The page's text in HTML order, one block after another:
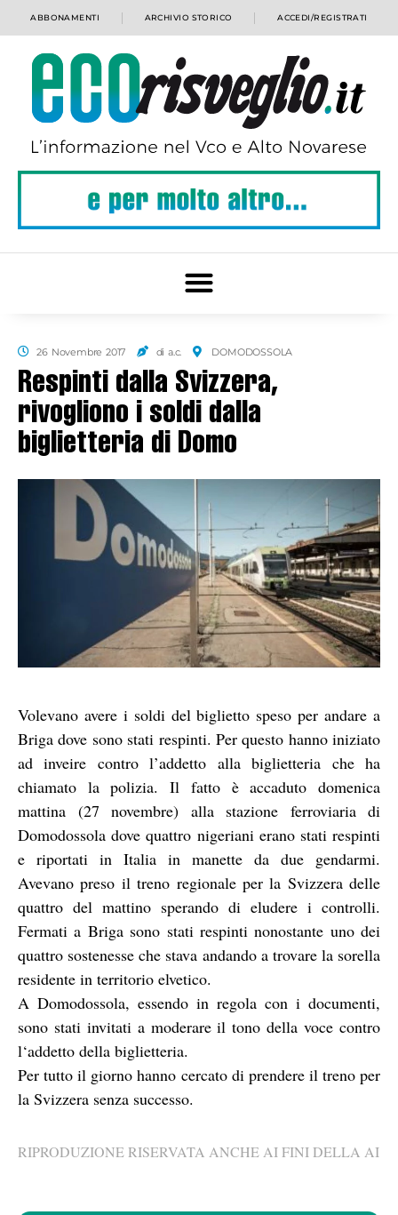
ABBONAMENTI ARCHIVIO STORICO ACCEDI/REGISTRATI
26 Novembre 2017 di a.c. DOMODOSSOLA
Respinti dalla Svizzera,
rivogliono i soldi dalla
biglietteria di Domo
Volevano avere i soldi del biglietto speso per andare a
Briga dove sono stati respinti. Per questo hanno iniziato
ad inveire contro l’addetto alla biglietteria che ha
chiamato la polizia. Il fatto è accaduto domenica
mattina (27 novembre) alla stazione ferroviaria di
Domodossola dove quattro nigeriani erano stati respinti
e riportati in Italia in manette da due gendarmi.
Avevano preso il treno regionale per la Svizzera delle
quattro del mattino sperando di eludere i controlli.
Fermati a Briga sono stati respinti nonostante uno dei
quattro sostenesse che stava andando a trovare la sorella
residente in territorio elvetico.
A Domodossola, essendo in regola con i documenti,
sono stati invitati a moderare il tono della voce contro
l‘addetto della biglietteria.
Per tutto il giorno hanno cercato di prendere il treno per
la Svizzera senza successo.
RIPRODUZIONE RISERVATA ANCHE AI FINI DELLA AI